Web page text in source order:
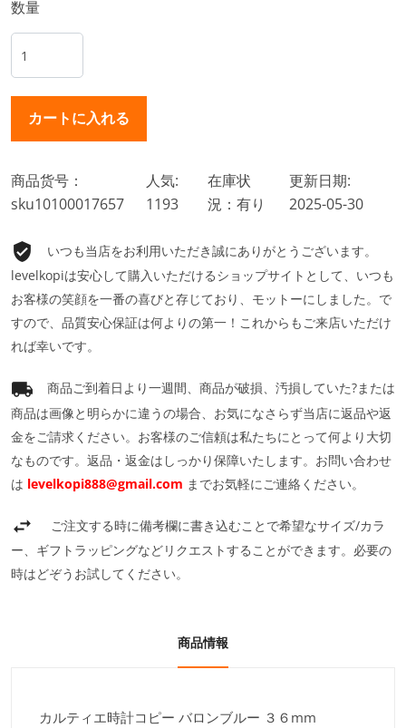
数量
商品货号：
sku10100017657
人気:
1193
在庫状
況：有り
更新日期:
2025-05-30
いつも当店をお利用いただき誠にありがとうございます。
levelkopiは安心して購入いただけるショップサイトとして、いつも
お客様の笑顔を一番の喜びと存じており、モットーにしました。で
すので、品質安心保証は何よりの第一！これからもご来店いただけ
れば幸いです。
商品ご到着日より一週間、商品が破損、汚損していた?または
商品は画像と明らかに違うの場合、お気になさらず当店に返品や返
金をご請求ください。お客様のご信頼は私たちにとって何より大切
なものです。返品・返金はしっかり保障いたします。お問い合わせ
は levelkopi888@gmail.com までお気軽にご連絡ください。
ご注文する時に備考欄に書き込むことで希望なサイズ/カラ
ー、ギフトラッピングなどリクエストすることができます。必要の
時はどぞうお試してください。
商品情報
カルティエ時計コピー バロンブルー ３６mm